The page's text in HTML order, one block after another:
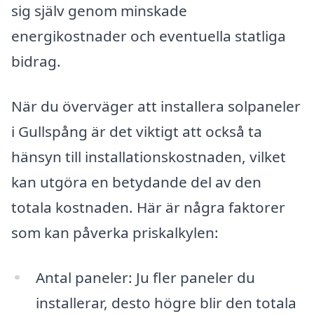
sig själv genom minskade
energikostnader och eventuella statliga
bidrag.
När du överväger att installera solpaneler
i Gullspång är det viktigt att också ta
hänsyn till installationskostnaden, vilket
kan utgöra en betydande del av den
totala kostnaden. Här är några faktorer
som kan påverka priskalkylen:
Antal paneler: Ju fler paneler du
installerar, desto högre blir den totala